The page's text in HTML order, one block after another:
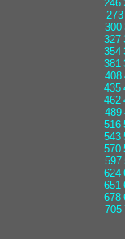
246
273
300
327
354
381
408
435
462
489
516
543
570
597
624
651
678
705